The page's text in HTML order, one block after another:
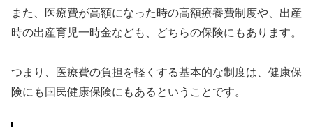
また、医療費が高額になった時の高額療養費制度や、出産
時の出産育児一時金なども、どちらの保険にもあります。
つまり、医療費の負担を軽くする基本的な制度は、健康保
険にも国民健康保険にもあるということです。